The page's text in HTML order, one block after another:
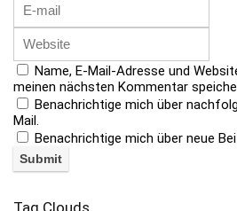
Name, E-Mail-Adresse und
meinen nächsten Kommentar
Benachrichtige mich über
Mail.
Benachrichtige mich über neue
Tag Clouds